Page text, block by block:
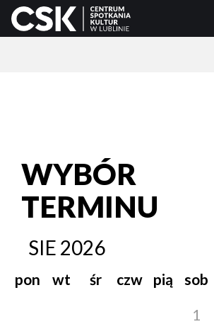
WYBÓR
TERMINU
SIE 2026
pon wt śr czw pią sob
1